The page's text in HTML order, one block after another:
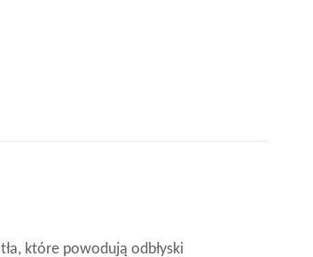
które powodują odbłyski